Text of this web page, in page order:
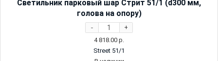
Светильник парковый шар Стрит 51/1 (d300 мм,
голова на опору)
- +
4 818.00 р.
Street 51/1